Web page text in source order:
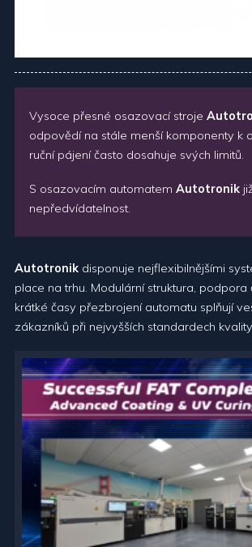
Vysoce přesné osazovací stroje
odpovědí na stále menší komponenty k
ruční pájení často dosahuje svých limitů.
S osazovacím automatem Autotronik
nepředvídatelnost.
Autotronik disponuje nejflexibilnějšími
place na trhu. Modulární struktura,
krátké časy přezbrojení automatu splňují
zákazníků při nejvyšších standardech